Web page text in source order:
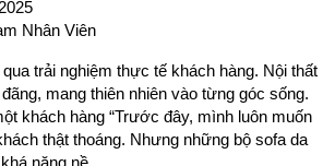
Nhân Viên
trải nghiệm thực tế khách hàng. Nội thất
mang thiên nhiên vào từng góc sống.
khách hàng “Trước đây, mình luôn muốn
thật thoáng. Nhưng những bộ sofa da